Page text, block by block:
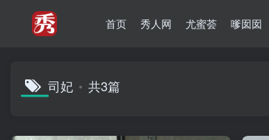
首页 秀人网 尤蜜荟 嗲囡囡
司妃 共3篇